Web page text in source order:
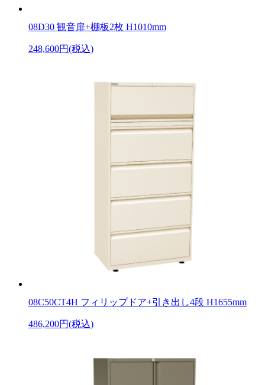
08D30 観音扉+棚板2枚 H1010mm
248,600円(税込)
08C50CT4H フィリップドア+引き出し4段 H1655mm
486,200円(税込)